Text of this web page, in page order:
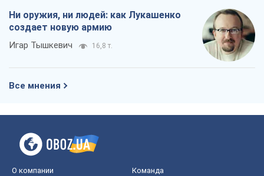
Ни оружия, ни людей: как Лукашенко
создает новую армию
Игар Тышкевич 16,8 т.
Все мнения
О компании Команда